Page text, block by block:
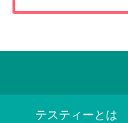
テスティーとは